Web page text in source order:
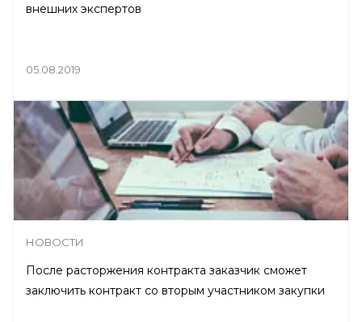
внешних экспертов
05.08.2019
НОВОСТИ
После расторжения контракта заказчик сможет
заключить контракт со вторым участником закупки